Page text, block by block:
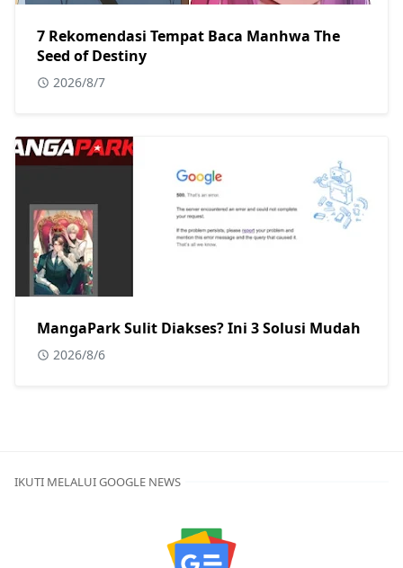
7 Rekomendasi Tempat Baca Manhwa The
Seed of Destiny
2026/8/7
MangaPark Sulit Diakses? Ini 3 Solusi Mudah
2026/8/6
IKUTI MELALUI GOOGLE NEWS